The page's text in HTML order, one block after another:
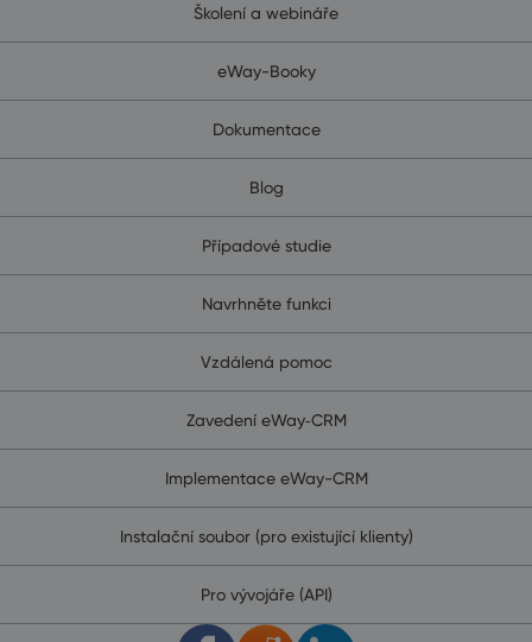
Školení a webináře
eWay-Booky
Dokumentace
Blog
Případové studie
Navrhněte funkci
Vzdálená pomoc
Zavedení eWay‑CRM
Implementace eWay-CRM
Instalační soubor (pro existující klienty)
Pro vývojáře (API)